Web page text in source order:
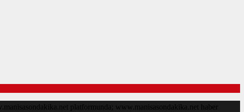
platformunda; www.manisasondakika.net haber